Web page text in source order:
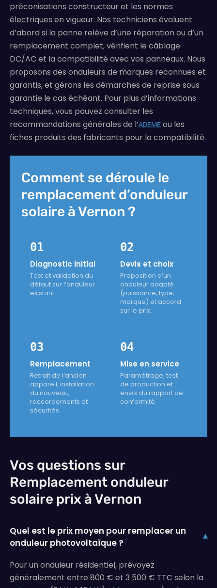
préconisations constructeur et les normes
électriques en vigueur. Nos techniciens évaluent
d’abord si la panne relève d’une réparation ou d’un
remplacement complet, vérifient le câblage
DC/AC et la compatibilité avec vos panneaux. Nous
proposons des onduleurs de marques reconnues et
garantis, et gérons les démarches de reprise sous
garantie le cas échéant. Pour plus d’informations
techniques, vous pouvez consulter les
recommandations générales de l’ADEME ou les
fiches produits des fabricants pour la compatibilité.
Comment se déroule le
remplacement d’onduleur
solaire à Vernon ?
01
Diagnostic initial
Test et validation du
défaut sur l’onduleur
existant.
02
Devis et choix
Proposition d’un
onduleur adapté
(puissance, type,
marque) et accord
sur le prix.
03
Remplacement
Retrait de l’ancien
appareil, installation
du nouveau,
raccordements et
sécurités.
04
Mise en service
Paramétrage, test
de production et
envoi du rapport de
conformité.
Vos questions sur
Remplacement onduleur
solaire prix à Vernon
Quel est le prix moyen pour remplacer un
onduleur photovoltaïque ?
▾
Pour un onduleur résidentiel, prévoyez
généralement entre 800 € et 3 500 € TTC selon la